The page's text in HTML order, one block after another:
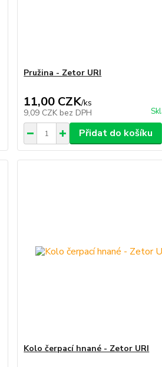
Pružina - Zetor URI
11,00 CZK/ks
9,09 CZK bez DPH
Přidat do košíku
Kolo čerpací hnané - Zetor URI